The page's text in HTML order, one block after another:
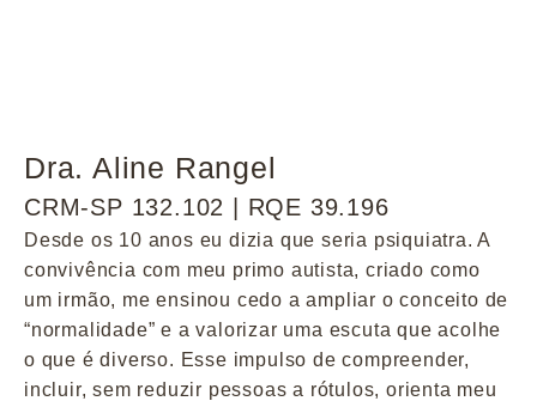
Dra. Aline Rangel
CRM-SP 132.102 | RQE 39.196
Desde os 10 anos eu dizia que seria psiquiatra. A
convivência com meu primo autista, criado como
um irmão, me ensinou cedo a ampliar o conceito de
“normalidade” e a valorizar uma escuta que acolhe
o que é diverso. Esse impulso de compreender,
incluir, sem reduzir pessoas a rótulos, orienta meu